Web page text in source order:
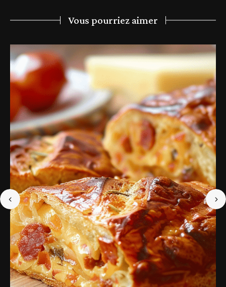
Vous pourriez aimer